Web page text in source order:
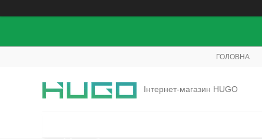
ГОЛОВНА
Інтернет-магазин HUGO